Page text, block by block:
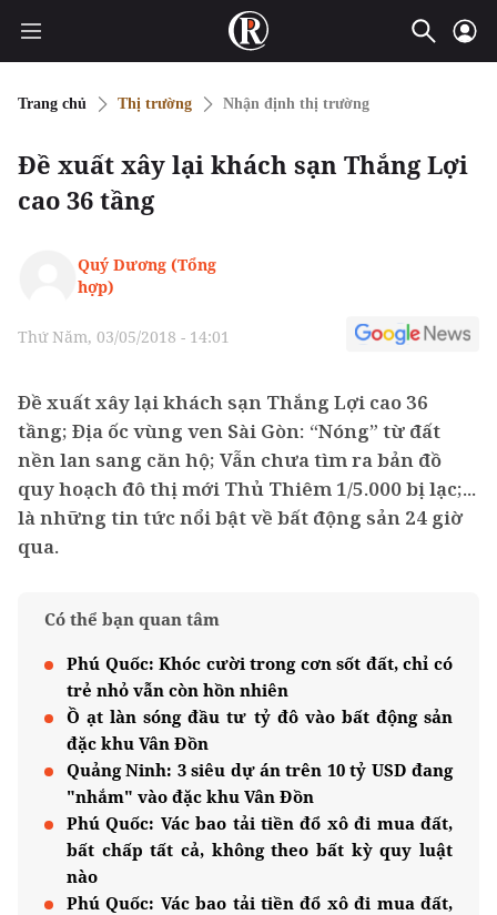
Trang chủ Thị trường Nhận định thị trường
Đề xuất xây lại khách sạn Thắng Lợi
cao 36 tầng
Quý Dương (Tổng
hợp)
Thứ Năm, 03/05/2018 - 14:01
Đề xuất xây lại khách sạn Thắng Lợi cao 36
tầng; Địa ốc vùng ven Sài Gòn: “Nóng” từ đất
nền lan sang căn hộ; Vẫn chưa tìm ra bản đồ
quy hoạch đô thị mới Thủ Thiêm 1/5.000 bị lạc;...
là những tin tức nổi bật về bất động sản 24 giờ
qua.
Có thể bạn quan tâm
Phú Quốc: Khóc cười trong cơn sốt đất, chỉ có
trẻ nhỏ vẫn còn hồn nhiên
Ồ ạt làn sóng đầu tư tỷ đô vào bất động sản
đặc khu Vân Đồn
Quảng Ninh: 3 siêu dự án trên 10 tỷ USD đang
"nhắm" vào đặc khu Vân Đồn
Phú Quốc: Vác bao tải tiền đổ xô đi mua đất,
bất chấp tất cả, không theo bất kỳ quy luật
nào
Phú Quốc: Vác bao tải tiền đổ xô đi mua đất,